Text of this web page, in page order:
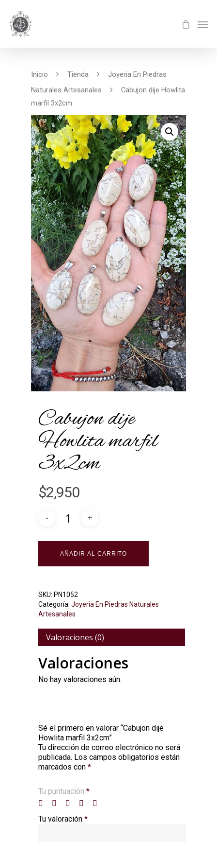
Inicio Tienda
Joyeria En Piedras
Naturales Artesanales
Cabujon dije Howlita
marfil 3x2cm
Cabujon dije
Howlita marfil
3x2cm
$2,950
AÑADIR AL CARRITO
SKU: PN1052
Categoría: Joyeria En Piedras Naturales
Artesanales
Valoraciones (0)
Valoraciones
No hay valoraciones aún.
Sé el primero en valorar “Cabujon dije
Howlita marfil 3x2cm”
Tu dirección de correo electrónico no será
publicada. Los campos obligatorios están
marcados con *
Tu puntuación *
Tu valoración *
Alternative: